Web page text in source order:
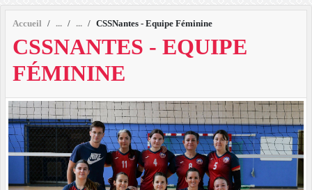
Accueil CSSNantes - Equipe Féminine
CSSNANTES - EQUIPE
FÉMININE